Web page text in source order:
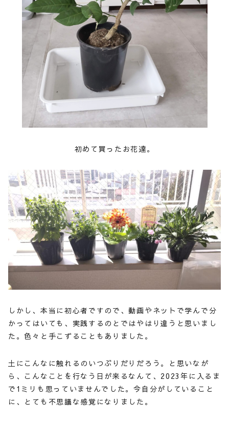
初めて買ったお花達。
しかし、本当に初心者ですので、動画やネットで学んで分
かってはいても、実践するのとではやはり違うと思いまし
た。色々と手こずることもありました。
土にこんなに触れるのいつぶりだりだろう。と思いなが
ら、こんなことを行なう日が来るなんて、2023年に入るま
で1ミリも思っていませんでした。今自分がしていること
に、とても不思議な感覚になりました。